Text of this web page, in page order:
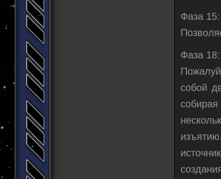
Фаза
Фаза
собой